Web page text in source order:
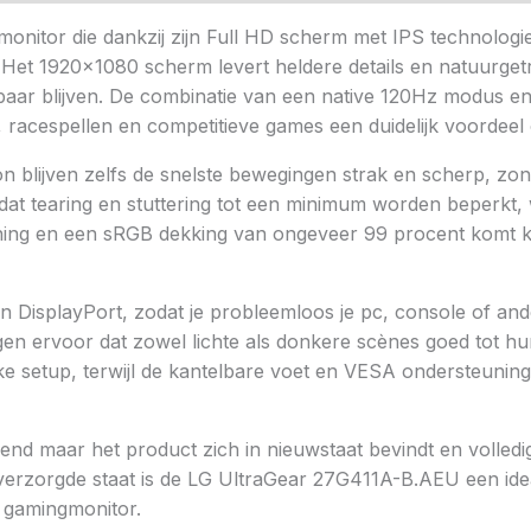
die dankzij zijn Full HD scherm met IPS
1920×1080 scherm levert heldere details en
blijven. De combinatie van een native 120Hz modus
en competitieve games een duidelijk
blijven zelfs de snelste bewegingen strak en scherp,
tearing en stuttering tot een minimum worden
en een sRGB dekking van ongeveer 99 procent
DisplayPort, zodat je probleemloos je pc, console of
ervoor dat zowel lichte als donkere scènes goed tot
setup, terwijl de kantelbare voet en VESA
maar het product zich in nieuwstaat bevindt en
staat is de LG UltraGear 27G411A-B.AEU een